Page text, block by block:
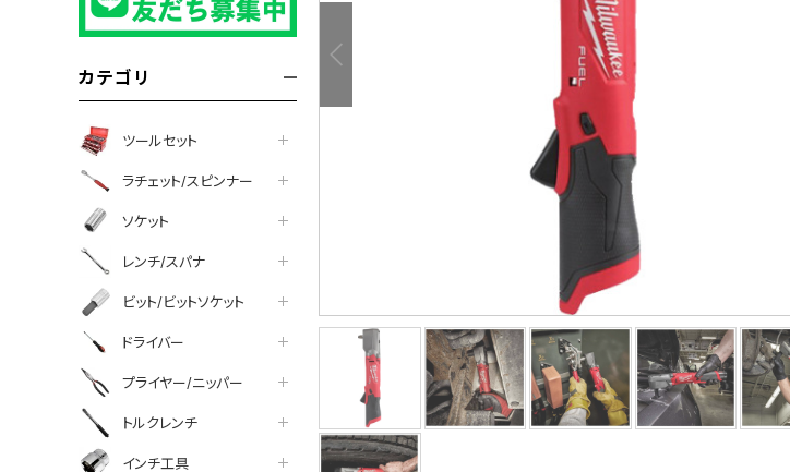
カテゴリ
ツールセット
ラチェット/スピンナー
ソケット
レンチ/スパナ
ビット/ビットソケット
ドライバー
プライヤー/ニッパー
トルクレンチ
インチ工具